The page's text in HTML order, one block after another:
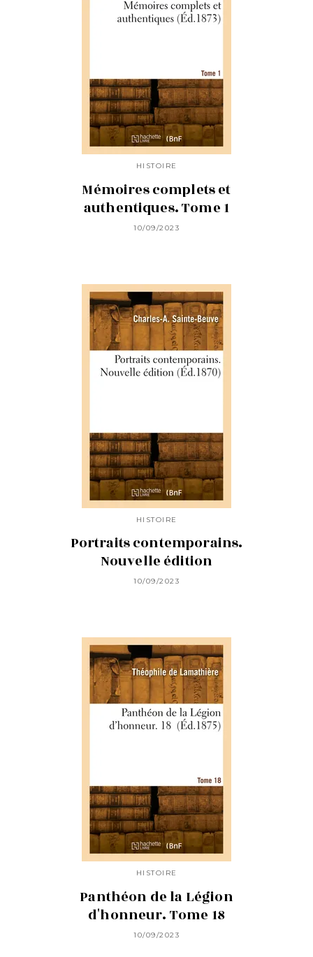
HISTOIRE
Mémoires complets et
authentiques. Tome 1
10/09/2023
HISTOIRE
Portraits contemporains.
Nouvelle édition
10/09/2023
HISTOIRE
Panthéon de la Légion
d'honneur. Tome 18
10/09/2023